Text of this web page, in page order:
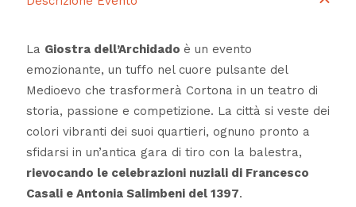
La Giostra dell’Archidado è un evento
emozionante, un tuffo nel cuore pulsante del
Medioevo che trasformerà Cortona in un teatro di
storia, passione e competizione. La città si veste dei
colori vibranti dei suoi quartieri, ognuno pronto a
sfidarsi in un’antica gara di tiro con la balestra,
rievocando le celebrazioni nuziali di Francesco
Casali e Antonia Salimbeni del 1397.